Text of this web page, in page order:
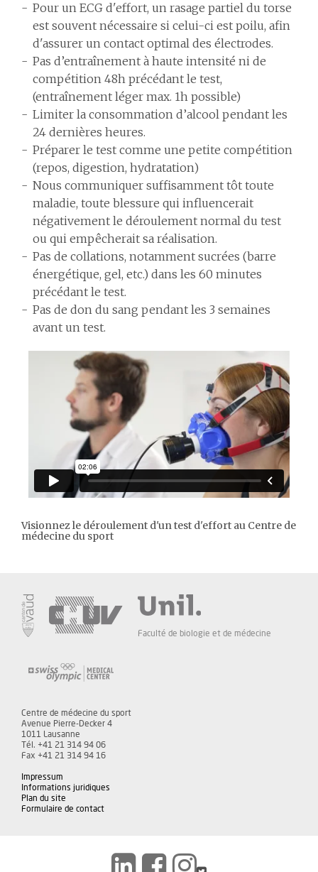
Pour un ECG d'effort, un rasage partiel du torse
est souvent nécessaire si celui-ci est poilu, afin
d'assurer un contact optimal des électrodes.
Pas d’entraînement à haute intensité ni de
compétition 48h précédant le test,
(entraînement léger max. 1h possible)
Limiter la consommation d’alcool pendant les
24 dernières heures.
Préparer le test comme une petite compétition
(repos, digestion, hydratation)
Nous communiquer suffisamment tôt toute
maladie, toute blessure qui influencerait
négativement le déroulement normal du test
ou qui empêcherait sa réalisation.
Pas de collations, notamment sucrées (barre
énergétique, gel, etc.) dans les 60 minutes
précédant le test.
Pas de don du sang pendant les 3 semaines
avant un test.
Visionnez le déroulement d'un test d'effort au Centre de
médecine du sport
Faculté de biologie et de médecine
Centre de médecine du sport
Avenue Pierre-Decker 4
1011 Lausanne
Tél. +41 21 314 94 06
Fax +41 21 314 94 16
Impressum
Informations juridiques
Plan du site
Formulaire de contact